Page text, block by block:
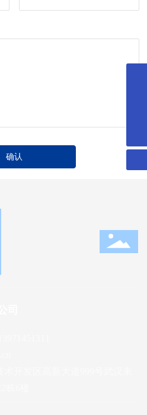
确认
扫一扫微信二维码